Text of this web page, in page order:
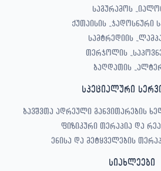
საგურამოს
ქუთაისის „ჯადოსნური
სამტრედიის
თერჯოლის
ბაღდათის
სპეციალური
ბავშვთა ადრეული განვითარების
ფიზიკური თერაპია და
ენისა და მეტყველების
სიახლეები